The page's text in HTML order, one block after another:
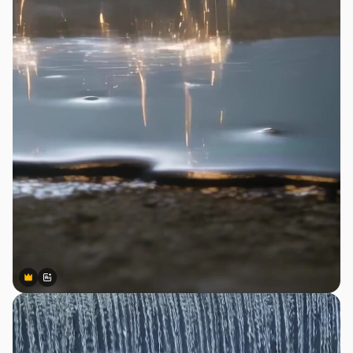
Premium
Premium
สร้างขึ้นโดย AI